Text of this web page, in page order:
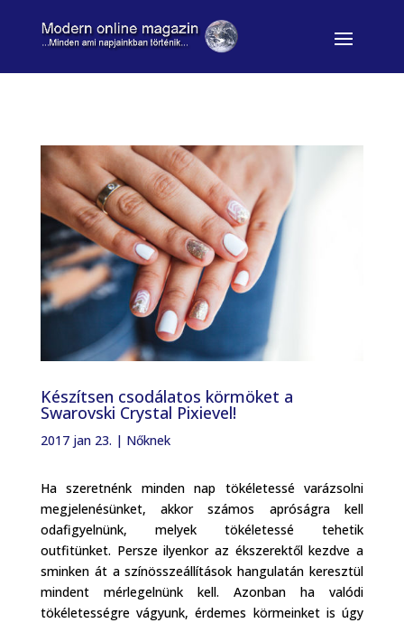
Készítsen csodálatos körmöket a
Swarovski Crystal Pixievel!
2017 jan 23. | Nőknek
Ha szeretnénk minden nap tökéletessé varázsolni
megjelenésünket, akkor számos apróságra kell
odafigyelnünk, melyek tökéletessé tehetik
outfitünket. Persze ilyenkor az ékszerektől kezdve a
sminken át a színösszeállítások hangulatán keresztül
mindent mérlegelnünk kell. Azonban ha valódi
tökéletességre vágyunk, érdemes körmeinket is úgy